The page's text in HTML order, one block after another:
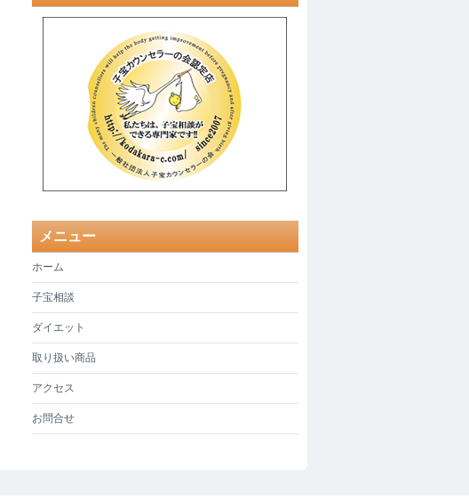
メニュー
ホーム
子宝相談
ダイエット
取り扱い商品
アクセス
お問合せ